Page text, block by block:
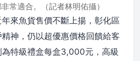
常適合。（記者林明佑攝）
來魚貨售價不斷上揚，彰化區
神，仍以超優惠價格回饋給客
為特級禮盒每盒3,000元，高級